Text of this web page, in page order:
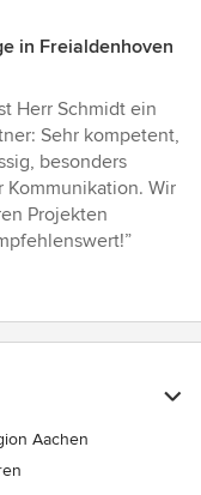
in Freialdenhoven
Herr Schmidt ein
Sehr kompetent,
besonders
Kommunikation. Wir
Projekten
Aachen